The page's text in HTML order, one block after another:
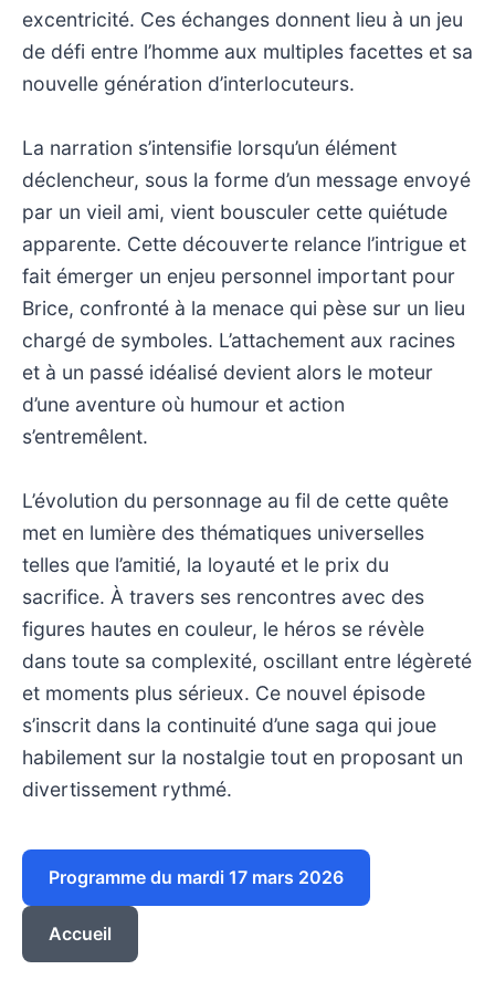
excentricité. Ces échanges donnent lieu à un jeu
de défi entre l’homme aux multiples facettes et sa
nouvelle génération d’interlocuteurs.
La narration s’intensifie lorsqu’un élément
déclencheur, sous la forme d’un message envoyé
par un vieil ami, vient bousculer cette quiétude
apparente. Cette découverte relance l’intrigue et
fait émerger un enjeu personnel important pour
Brice, confronté à la menace qui pèse sur un lieu
chargé de symboles. L’attachement aux racines
et à un passé idéalisé devient alors le moteur
d’une aventure où humour et action
s’entremêlent.
L’évolution du personnage au fil de cette quête
met en lumière des thématiques universelles
telles que l’amitié, la loyauté et le prix du
sacrifice. À travers ses rencontres avec des
figures hautes en couleur, le héros se révèle
dans toute sa complexité, oscillant entre légèreté
et moments plus sérieux. Ce nouvel épisode
s’inscrit dans la continuité d’une saga qui joue
habilement sur la nostalgie tout en proposant un
divertissement rythmé.
Programme du mardi 17 mars 2026
Accueil